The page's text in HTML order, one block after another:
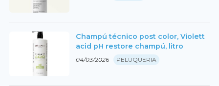
Champú técnico post color, Violett
acid pH restore champú, litro
04/03/2026 PELUQUERIA